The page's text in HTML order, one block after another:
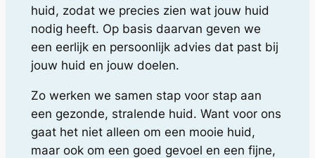
huid, zodat we precies zien wat jouw huid
nodig heeft. Op basis daarvan geven we
een eerlijk en persoonlijk advies dat past bij
jouw huid en jouw doelen.
Zo werken we samen stap voor stap aan
een gezonde, stralende huid. Want voor ons
gaat het niet alleen om een mooie huid,
maar ook om een goed gevoel en een fijne,